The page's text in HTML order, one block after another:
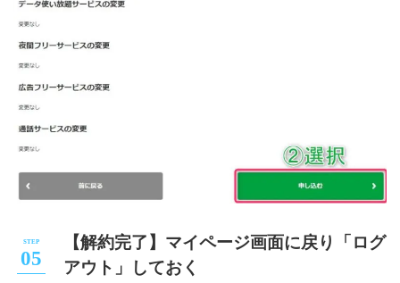
【解約完了】マイページ画面に戻り「ログ
アウト」しておく